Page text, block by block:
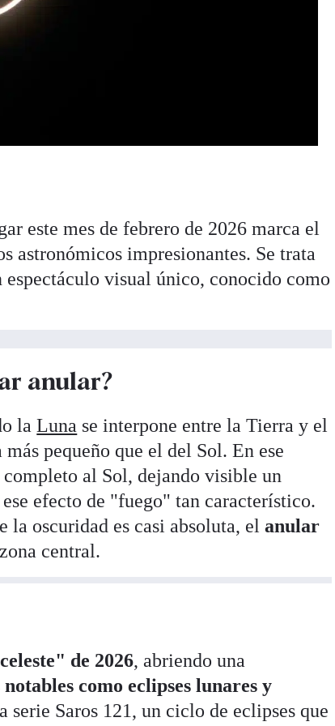
este mes de febrero de 2026 marca el
astronómicos impresionantes. Se trata
visual único, conocido como
anular?
laLuna se interpone entre la Tierra y el
pequeño que el del Sol. En ese
al Sol, dejando visible un
efecto de "fuego" tan característico.
la oscuridad es casi absoluta, elanular
central.
de 2026, abriendo una
como eclipses lunares y
serie Saros 121, un ciclo de eclipses que